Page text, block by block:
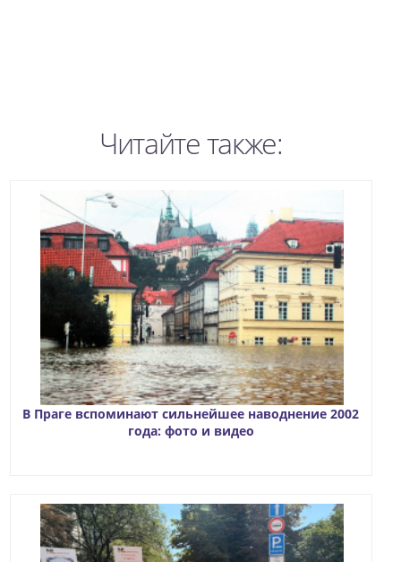
Читайте также:
В Праге вспоминают сильнейшее наводнение 2002
года: фото и видео